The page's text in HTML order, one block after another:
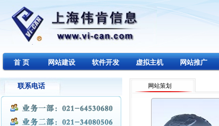
首 页 网站建设 软件开发 虚拟主机 网站推广
联系电话 网站策划